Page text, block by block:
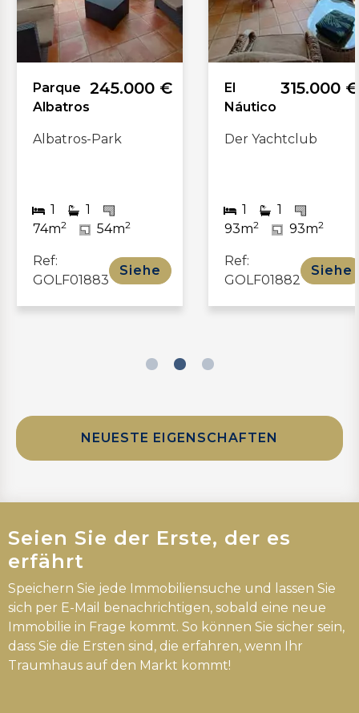
Palm
Ridge
325.000 €
Duplex in Palm
3
2 / 1
185m
113m
Ref:
AMG00656
Siehe
The
Palms
328.000 €
Bungalow in „The
2
2
103m
63m2
Ref:
GOLF01880
Siehe
NEUESTE EIGENSCHAFTEN
Seien Sie der Erste, der es
erfährt
Speichern Sie jede Immobiliensuche und lassen Sie
sich per E-Mail benachrichtigen, sobald eine neue
Immobilie in Frage kommt. So können Sie sicher sein,
dass Sie die Ersten sind, die erfahren, wenn Ihr
Traumhaus auf den Markt kommt!